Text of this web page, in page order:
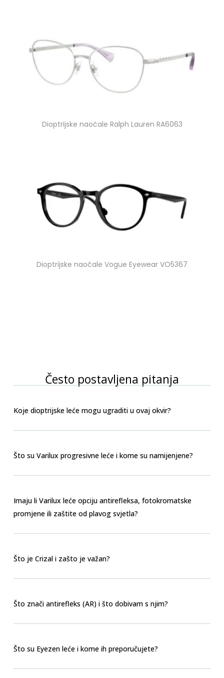
Dioptrijske naočale Ralph Lauren RA6063
Dioptrijske naočale Vogue Eyewear VO5367
Često postavljena pitanja
Koje dioptrijske leće mogu ugraditi u ovaj okvir?
Što su Varilux progresivne leće i kome su namijenjene?
Imaju li Varilux leće opciju antirefleksa, fotokromatske
promjene ili zaštite od plavog svjetla?
Što je Crizal i zašto je važan?
Što znači antirefleks (AR) i što dobivam s njim?
Što su Eyezen leće i kome ih preporučujete?